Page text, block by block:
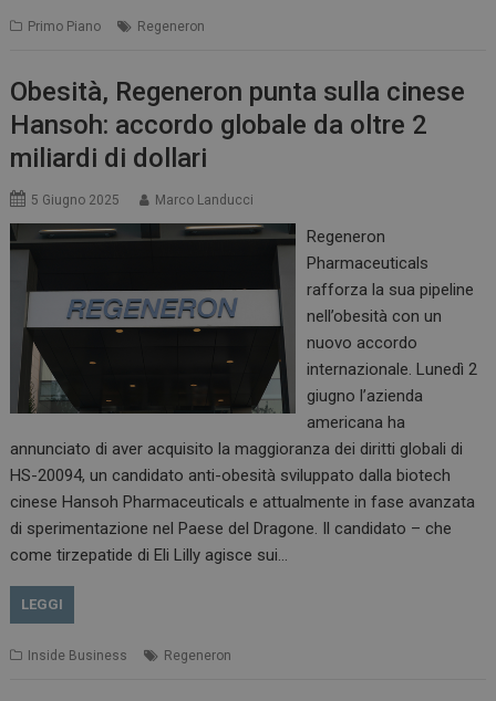
Primo Piano Regeneron
Obesità, Regeneron punta sulla cinese
Hansoh: accordo globale da oltre 2
miliardi di dollari
5 Giugno 2025 Marco Landucci
Regeneron
Pharmaceuticals
rafforza la sua pipeline
nell’obesità con un
nuovo accordo
internazionale. Lunedì 2
giugno l’azienda
americana ha
annunciato di aver acquisito la maggioranza dei diritti globali di
HS-20094, un candidato anti-obesità sviluppato dalla biotech
cinese Hansoh Pharmaceuticals e attualmente in fase avanzata
di sperimentazione nel Paese del Dragone. Il candidato – che
come tirzepatide di Eli Lilly agisce sui…
LEGGI
Inside Business Regeneron